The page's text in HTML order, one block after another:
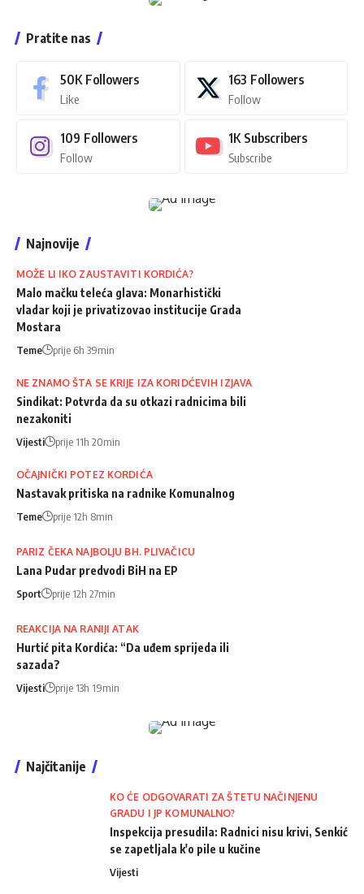
Pratite nas
50K Followers
Like
163 Followers
Follow
109 Followers
Follow
1K Subscribers
Subscribe
Najnovije
MOŽE LI IKO ZAUSTAVITI KORDIĆA?
Malo mačku teleća glava: Monarhistički
vladar koji je privatizovao institucije Grada
Mostara
Teme prije 6h 39min
NE ZNAMO ŠTA SE KRIJE IZA KORIDĆEVIH IZJAVA
Sindikat: Potvrda da su otkazi radnicima bili
nezakoniti
Vijesti prije 11h 20min
OČAJNIČKI POTEZ KORDIĆA
Nastavak pritiska na radnike Komunalnog
Teme prije 12h 8min
PARIZ ČEKA NAJBOLJU BH. PLIVAČICU
Lana Pudar predvodi BiH na EP
Sport prije 12h 27min
REAKCIJA NA RANIJI ATAK
Hurtić pita Kordića: “Da uđem sprijeda ili
sazada?
Vijesti prije 13h 19min
Najčitanije
KO ĆE ODGOVARATI ZA ŠTETU NAČINJENU
GRADU I JP KOMUNALNO?
Inspekcija presudila: Radnici nisu krivi, Senkić
se zapetljala k'o pile u kučine
Vijesti